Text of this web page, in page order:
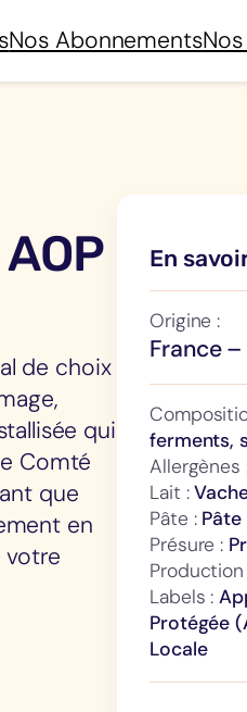
Nos Abonnements
de choix
qui
Comté
que
en
votre
En
Origine :
France
ferments,
Allergènes
Lait :
Pâte : Pâte
Présure :
Production
Labels :
Protégée
Locale